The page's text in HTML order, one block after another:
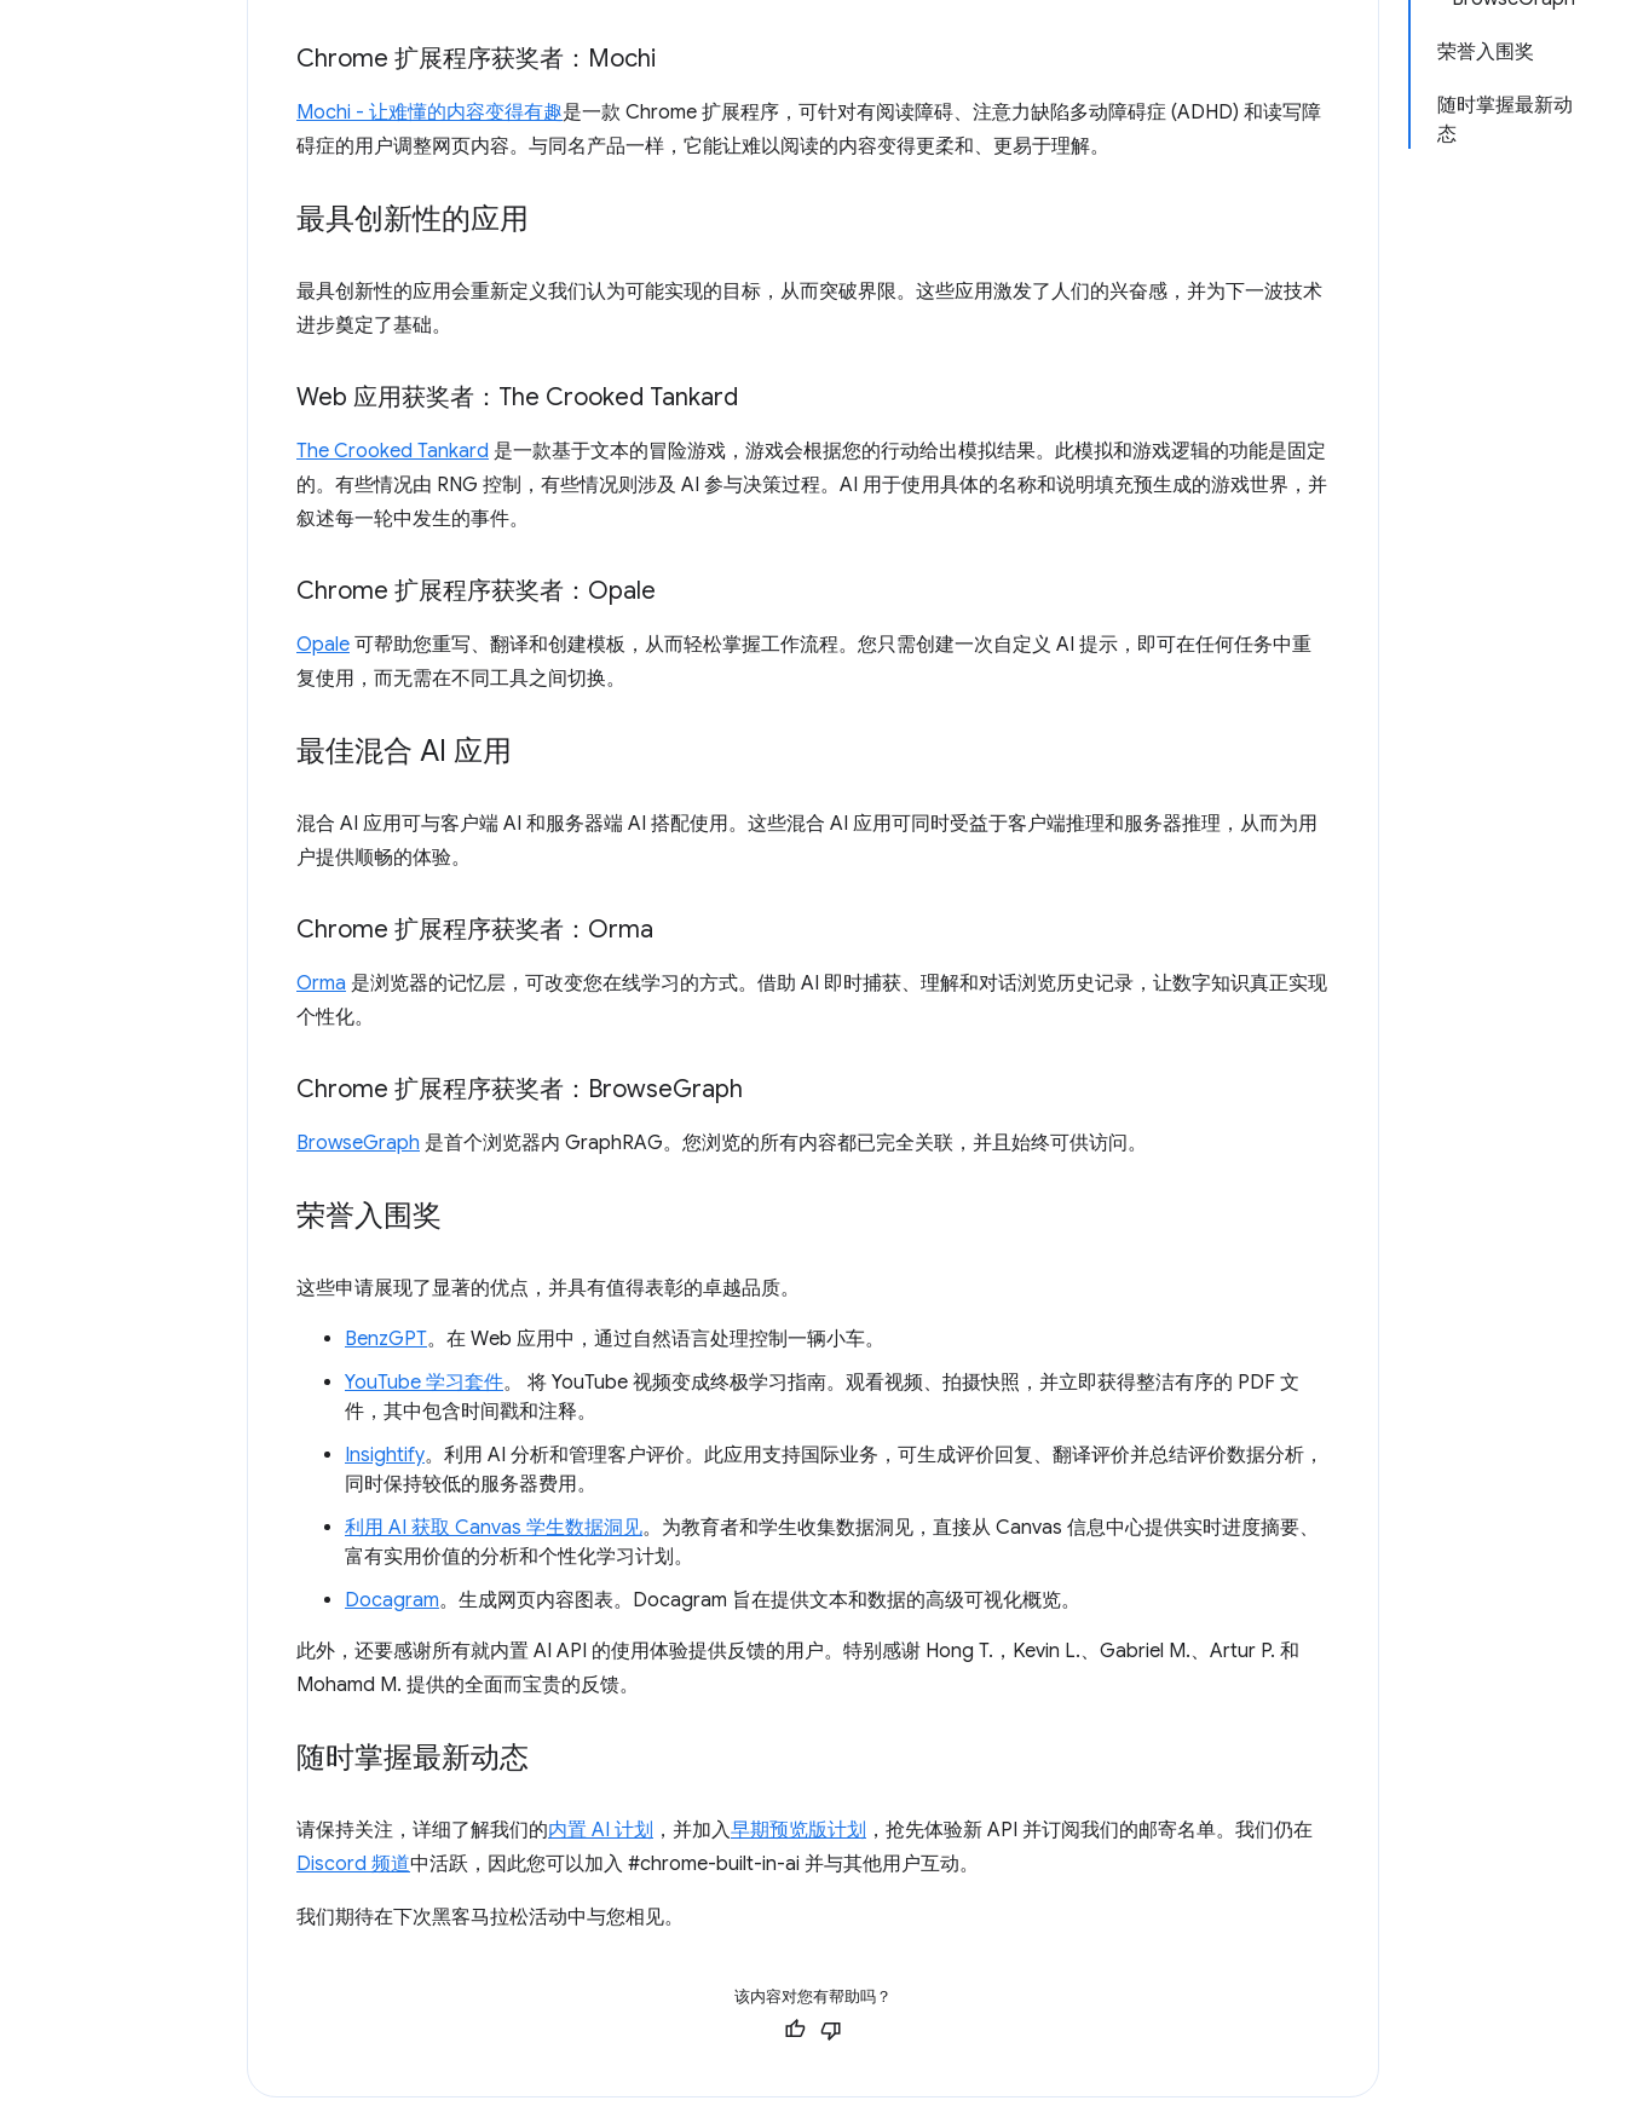
荣誉入围奖
随时掌握最新动
态
Chrome 扩展程序获奖者：Mochi
Mochi - 让难懂的内容变得有趣是一款 Chrome 扩展程序，可针对有阅读障碍、注意力缺陷多动障碍症 (ADHD) 和读写障
碍症的用户调整网页内容。与同名产品一样，它能让难以阅读的内容变得更柔和、更易于理解。
最具创新性的应用
最具创新性的应用会重新定义我们认为可能实现的目标，从而突破界限。这些应用激发了人们的兴奋感，并为下一波技术
进步奠定了基础。
Web 应用获奖者：The Crooked Tankard
The Crooked Tankard 是一款基于文本的冒险游戏，游戏会根据您的行动给出模拟结果。此模拟和游戏逻辑的功能是固定
的。有些情况由 RNG 控制，有些情况则涉及 AI 参与决策过程。AI 用于使用具体的名称和说明填充预生成的游戏世界，并
叙述每一轮中发生的事件。
Chrome 扩展程序获奖者：Opale
Opale 可帮助您重写、翻译和创建模板，从而轻松掌握工作流程。您只需创建一次自定义 AI 提示，即可在任何任务中重
复使用，而无需在不同工具之间切换。
最佳混合 AI 应用
混合 AI 应用可与客户端 AI 和服务器端 AI 搭配使用。这些混合 AI 应用可同时受益于客户端推理和服务器推理，从而为用
户提供顺畅的体验。
Chrome 扩展程序获奖者：Orma
Orma 是浏览器的记忆层，可改变您在线学习的方式。借助 AI 即时捕获、理解和对话浏览历史记录，让数字知识真正实现
个性化。
Chrome 扩展程序获奖者：BrowseGraph
BrowseGraph 是首个浏览器内 GraphRAG。您浏览的所有内容都已完全关联，并且始终可供访问。
荣誉入围奖
这些申请展现了显著的优点，并具有值得表彰的卓越品质。
BenzGPT。在 Web 应用中，通过自然语言处理控制一辆小车。
YouTube 学习套件。 将 YouTube 视频变成终极学习指南。观看视频、拍摄快照，并立即获得整洁有序的 PDF 文
件，其中包含时间戳和注释。
Insightify。利用 AI 分析和管理客户评价。此应用支持国际业务，可生成评价回复、翻译评价并总结评价数据分析，
同时保持较低的服务器费用。
利用 AI 获取 Canvas 学生数据洞见。为教育者和学生收集数据洞见，直接从 Canvas 信息中心提供实时进度摘要、
富有实用价值的分析和个性化学习计划。
Docagram。生成网页内容图表。Docagram 旨在提供文本和数据的高级可视化概览。
此外，还要感谢所有就内置 AI API 的使用体验提供反馈的用户。特别感谢 Hong T.，Kevin L.、Gabriel M.、Artur P. 和
Mohamd M. 提供的全面而宝贵的反馈。
随时掌握最新动态
请保持关注，详细了解我们的内置 AI 计划 ，并加入早期预览版计划 ，抢先体验新 API 并订阅我们的邮寄名单。我们仍在
Discord 频道中活跃，因此您可以加入 #chrome-built-in-ai 并与其他用户互动。
我们期待在下次黑客马拉松活动中与您相见。
该内容对您有帮助吗？